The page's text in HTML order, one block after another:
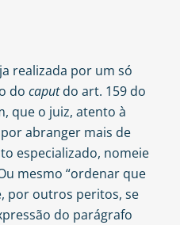
realizada por um só
do caputdo art. 159 do
que o juiz, atento à
abranger mais de
especializado, nomeie
mesmo “ordenar que
por outros peritos, se
do parágrafo